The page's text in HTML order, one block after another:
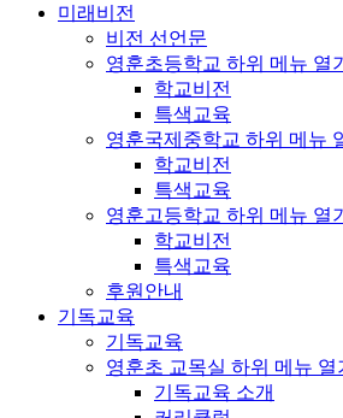
미래비전
비전 선언문
영훈초등학교 하위 메뉴 열기
학교비전
특색교육
영훈국제중학교 하위 메뉴
학교비전
특색교육
영훈고등학교 하위 메뉴 열기
학교비전
특색교육
후원안내
기독교육
기독교육
영훈초 교목실 하위 메뉴 열
기독교육 소개